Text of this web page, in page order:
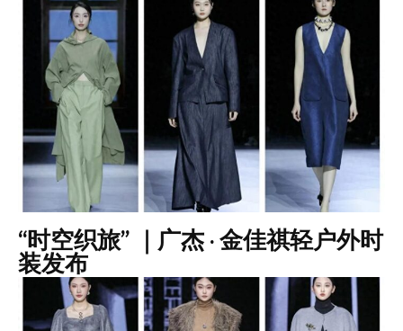
“时空织旅” ｜广杰 · 金佳祺轻户外时
装发布